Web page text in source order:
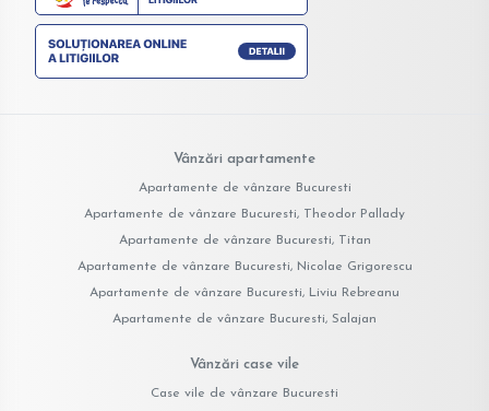
Vânzări apartamente
Apartamente de vânzare Bucuresti
Apartamente de vânzare Bucuresti, Theodor Pallady
Apartamente de vânzare Bucuresti, Titan
Apartamente de vânzare Bucuresti, Nicolae Grigorescu
Apartamente de vânzare Bucuresti, Liviu Rebreanu
Apartamente de vânzare Bucuresti, Salajan
Vânzări case vile
Case vile de vânzare Bucuresti